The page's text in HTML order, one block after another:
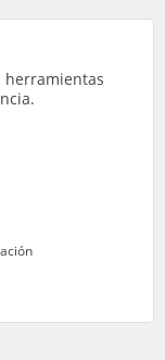
herramientas